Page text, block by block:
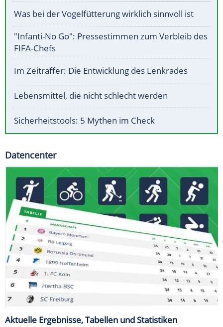
Was bei der Vogelfütterung wirklich sinnvoll ist
"Infanti-No Go": Pressestimmen zum Verbleib des
FIFA-Chefs
Im Zeitraffer: Die Entwicklung des Lenkrades
Lebensmittel, die nicht schlecht werden
Sicherheitstools: 5 Mythen im Check
Datencenter
Aktuelle Ergebnisse, Tabellen und Statistiken